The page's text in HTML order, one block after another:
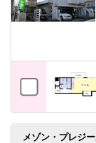
メゾン・プレジ